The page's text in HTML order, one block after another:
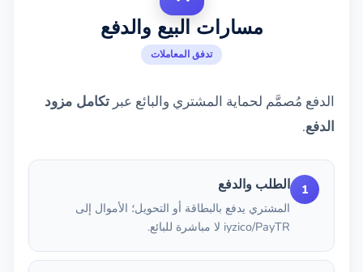
مسارات البيع والدفع
تدفق المعاملات
الدفع مُصمَّم لحماية المشتري والبائع عبر تكامل مزود
الدفع.
1 الطلب والدفع
المشتري يدفع بالبطاقة أو التحويل؛ الأموال إلى
iyzico/PayTR لا مباشرة للبائع.